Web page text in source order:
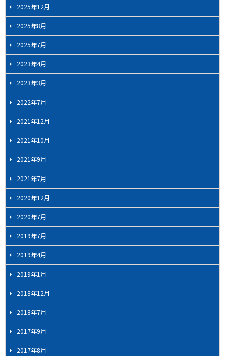
2025年12月
2025年8月
2025年7月
2023年4月
2023年3月
2022年7月
2021年12月
2021年10月
2021年9月
2021年7月
2020年12月
2020年7月
2019年7月
2019年4月
2019年1月
2018年12月
2018年7月
2017年9月
2017年8月